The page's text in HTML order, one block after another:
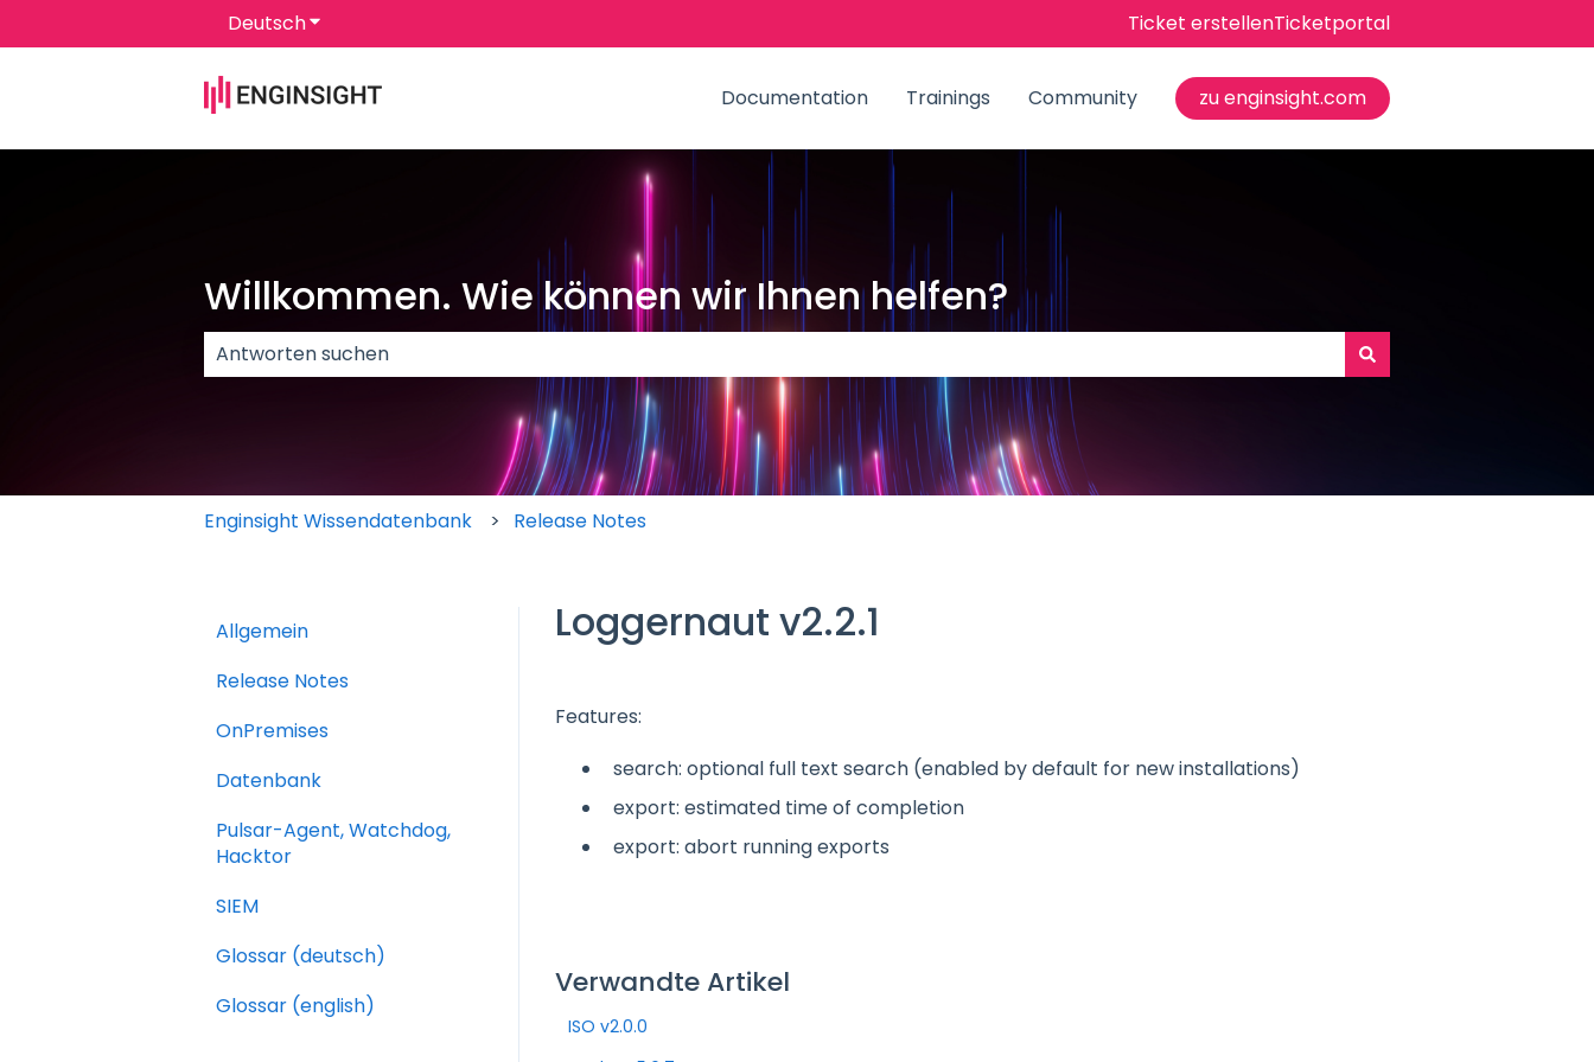
DeutschUntermenü für Übersetzungen anzeigen Ticket erstellenTicketportal
Documentation Trainings Community zu enginsight.com
Willkommen. Wie können wir Ihnen helfen?
Es gibt keine Vorschläge, da das Suchfeld leer ist.
Enginsight Wissendatenbank Release Notes
Loggernaut v2.2.1
Features:
search: optional full text search (enabled by default for new installations)
export: estimated time of completion
export: abort running exports
Verwandte Artikel
ISO v2.0.0
Allgemein
Release Notes
OnPremises
Datenbank
Pulsar-Agent, Watchdog,
Hacktor
SIEM
Glossar (deutsch)
Glossar (english)